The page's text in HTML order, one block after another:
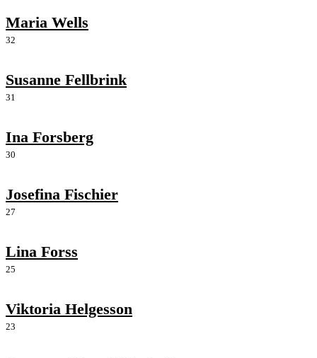
Maria Wells
32
Susanne Fellbrink
31
Ina Forsberg
30
Josefina Fischier
27
Lina Forss
25
Viktoria Helgesson
23